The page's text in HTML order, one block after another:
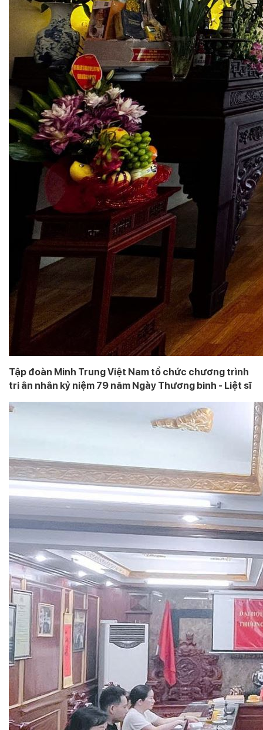
Tập đoàn Minh Trung Việt Nam tổ chức chương trình
tri ân nhân kỷ niệm 79 năm Ngày Thương binh - Liệt sĩ